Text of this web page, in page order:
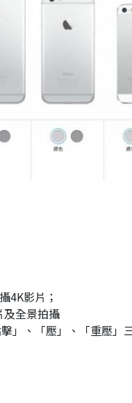
4K影片；
及全景拍攝
」、「壓」、「重壓」